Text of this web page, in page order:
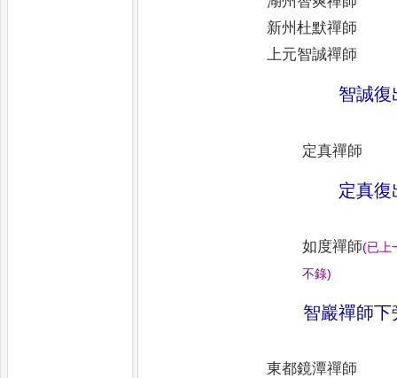
新州杜默禪師
上元智誠禪師
智誠復
定真禪師
定真復
如度禪師(已上
不錄)
智巖禪師下
東都鏡潭禪師